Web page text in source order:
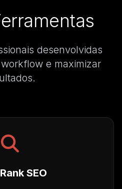
desenvolvidas
e maximizar
SEO